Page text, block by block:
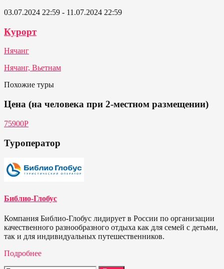
03.07.2024 22:59 - 11.07.2024 22:59
Курорт
Нячанг
Нячанг, Вьетнам
Похожие туры
Цена (на человека при 2-местном размещении)
75900Р
Туроператор
Библио-Глобус
Компания Библио-Глобус лидирует в России по организации
качественного разнообразного отдыха как для семей с детьми,
так и для индивидуальных путешественников.
Подробнее